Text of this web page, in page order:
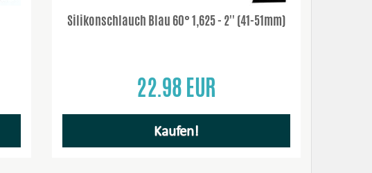
Silikonschlauch Blau 60° 1,625 - 2'' (41-51mm)
22.98 EUR
Kaufen!